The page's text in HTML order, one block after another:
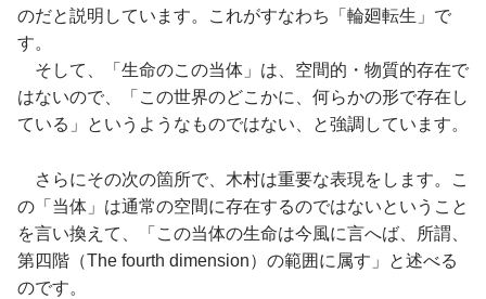
のだと説明しています。これがすなわち「輪廻転生」で
す。
そして、「生命のこの当体」は、空間的・物質的存在で
はないので、「この世界のどこかに、何らかの形で存在し
ている」というようなものではない、と強調しています。
さらにその次の箇所で、木村は重要な表現をします。こ
の「当体」は通常の空間に存在するのではないということ
を言い換えて、「この当体の生命は今風に言へば、所謂、
第四階（The fourth dimension）の範囲に属す」と述べる
のです。